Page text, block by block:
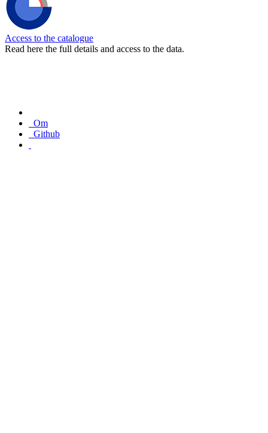
Access to the catalogue
Read here the full details and access to the data.
Om
Github